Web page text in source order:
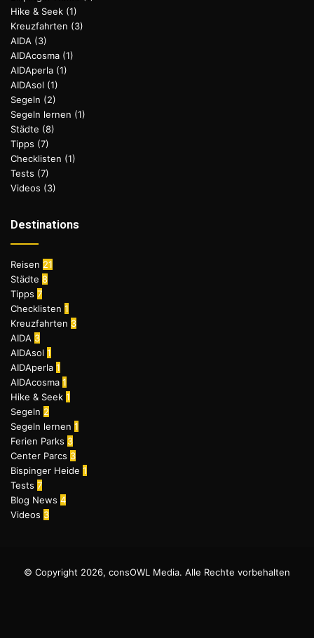
Hike & Seek (1)
Kreuzfahrten (3)
AIDA (3)
AIDAcosma (1)
AIDAperla (1)
AIDAsol (1)
Segeln (2)
Segeln lernen (1)
Städte (8)
Tipps (7)
Checklisten (1)
Tests (7)
Videos (3)
Destinations
Reisen 21
Städte 8
Tipps 7
Checklisten 1
Kreuzfahrten 3
AIDA 3
AIDAsol 1
AIDAperla 1
AIDAcosma 1
Hike & Seek 1
Segeln 2
Segeln lernen 1
Ferien Parks 3
Center Parcs 3
Bispinger Heide 1
Tests 7
Blog News 4
Videos 3
© Copyright 2026, consOWL Media. Alle Rechte vorbehalten